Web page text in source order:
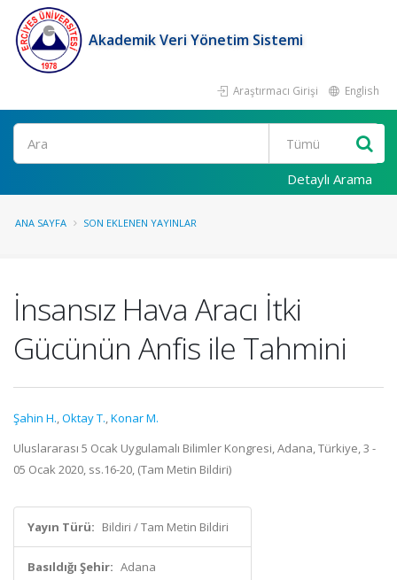
Akademik Veri Yönetim Sistemi
Araştırmacı Girişi English
Ara
Detaylı Arama
ANA SAYFA SON EKLENEN YAYINLAR
İnsansız Hava Aracı İtki
Gücünün Anfis ile Tahmini
Şahin H.,Oktay T.,Konar M.
Uluslararası 5 Ocak Uygulamalı Bilimler Kongresi, Adana, Türkiye, 3 -
05 Ocak 2020, ss.16-20, (Tam Metin Bildiri)
Yayın Türü: Bildiri / Tam Metin Bildiri
Basıldığı Şehir: Adana